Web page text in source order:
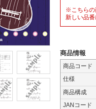
※こちらの
新しい品番
商品情報
商品コード
仕様
商品構成
JANコード